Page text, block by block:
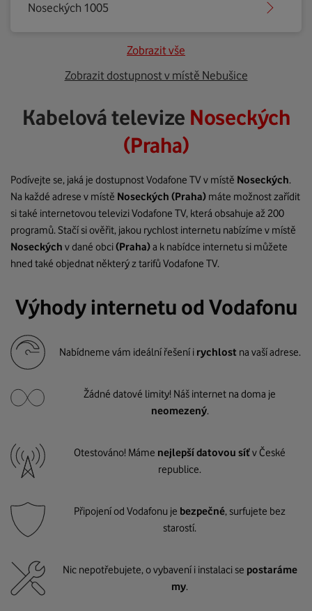
Noseckých 1005
Zobrazit vše
Zobrazit dostupnost v místě Nebušice
Kabelová televize Noseckých
(Praha)
Podívejte se, jaká je dostupnost Vodafone TV v místě Noseckých.
Na každé adrese v místě Noseckých (Praha) máte možnost zařídit
si také internetovou televizi Vodafone TV, která obsahuje až 200
programů. Stačí si ověřit, jakou rychlost internetu nabízíme v místě
Noseckých v dané obci(Praha)a k nabídce internetu si můžete
hned také objednat některý z tarifů Vodafone TV.
Výhody internetu od Vodafonu
Nabídneme vám ideální řešení i rychlost na vaší adrese.
Žádné datové limity! Náš internet na doma je
neomezený.
Otestováno! Máme nejlepší datovou síťv České
republice.
Připojení od Vodafonu je bezpečné, surfujete bez
starostí.
Nic nepotřebujete, o vybavení i instalaci se postaráme
my.